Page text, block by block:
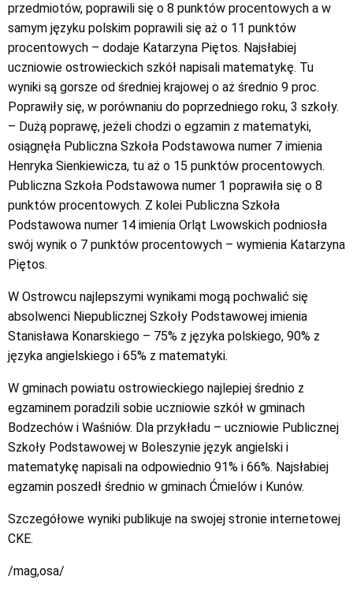
przedmiotów, poprawili się o 8 punktów procentowych a w
samym języku polskim poprawili się aż o 11 punktów
procentowych – dodaje Katarzyna Piętos. Najsłabiej
uczniowie ostrowieckich szkół napisali matematykę. Tu
wyniki są gorsze od średniej krajowej o aż średnio 9 proc.
Poprawiły się, w porównaniu do poprzedniego roku, 3 szkoły.
– Dużą poprawę, jeżeli chodzi o egzamin z matematyki,
osiągnęła Publiczna Szkoła Podstawowa numer 7 imienia
Henryka Sienkiewicza, tu aż o 15 punktów procentowych.
Publiczna Szkoła Podstawowa numer 1 poprawiła się o 8
punktów procentowych. Z kolei Publiczna Szkoła
Podstawowa numer 14 imienia Orląt Lwowskich podniosła
swój wynik o 7 punktów procentowych – wymienia Katarzyna
Piętos.
W Ostrowcu najlepszymi wynikami mogą pochwalić się
absolwenci Niepublicznej Szkoły Podstawowej imienia
Stanisława Konarskiego – 75% z języka polskiego, 90% z
języka angielskiego i 65% z matematyki.
W gminach powiatu ostrowieckiego najlepiej średnio z
egzaminem poradzili sobie uczniowie szkół w gminach
Bodzechów i Waśniów. Dla przykładu – uczniowie Publicznej
Szkoły Podstawowej w Boleszynie język angielski i
matematykę napisali na odpowiednio 91% i 66%. Najsłabiej
egzamin poszedł średnio w gminach Ćmielów i Kunów.
Szczegółowe wyniki publikuje na swojej stronie internetowej
CKE.
/mag,osa/